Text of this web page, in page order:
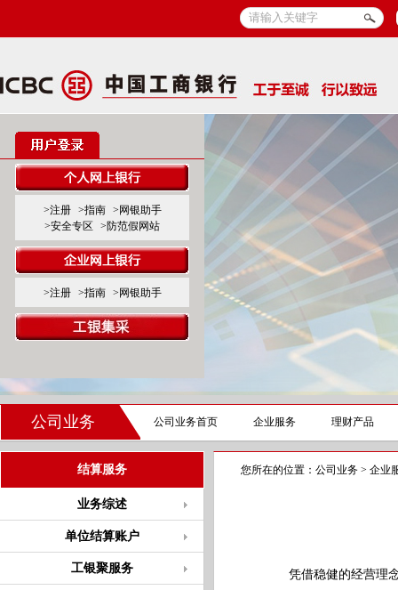
>注册 >指南
>网银助手
>安全专区
>防范假网站
>注册 >指南 >网银助手
公司业务 公司业务首页 企业服务 理财产品
结算服务
业务综述
单位结算账户
工银聚服务
您所在的位置： 公司业务 > 企业
凭借稳健的经营理念